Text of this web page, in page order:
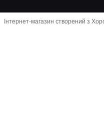
Інтернет-магазин створений з